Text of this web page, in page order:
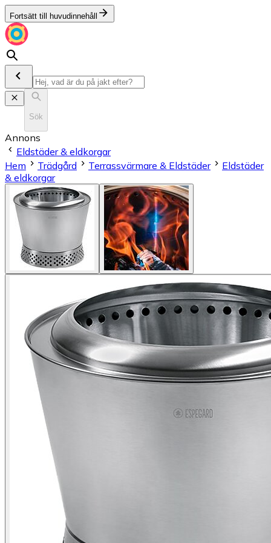
Fortsätt till huvudinnehåll
Sök
Annons
Eldstäder & eldkorgar
Hem
Trädgård Terrassvärmare & Eldstäder
Eldstäder
& eldkorgar